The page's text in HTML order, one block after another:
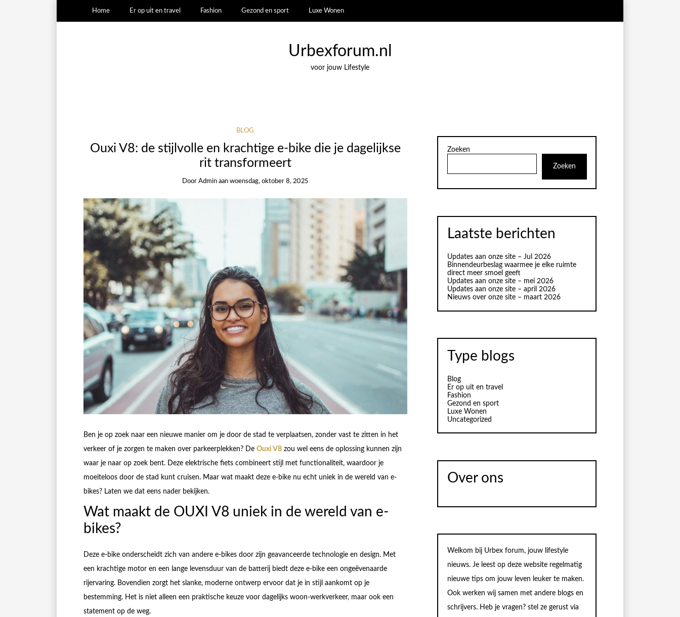
Home Er op uit en travel Fashion Gezond en sport Luxe Wonen
Urbexforum.nl
voor jouw Lifestyle
BLOG
Ouxi V8: de stijlvolle en krachtige e-bike die je dagelijkse
rit transformeert
DoorAdmin aanwoensdag, oktober 8, 2025
Ben je op zoek naar een nieuwe manier om je door de stad te verplaatsen, zonder vast te zitten in het
verkeer of je zorgen te maken over parkeerplekken? De Ouxi V8zou wel eens de oplossing kunnen zijn
waar je naar op zoek bent. Deze elektrische fiets combineert stijl met functionaliteit, waardoor je
moeiteloos door de stad kunt cruisen. Maar wat maakt deze e-bike nu echt uniek in de wereld van e-
bikes? Laten we dat eens nader bekijken.
Wat maakt de OUXI V8 uniek in de wereld van e-
bikes?
Deze e-bike onderscheidt zich van andere e-bikes door zijn geavanceerde technologie en design. Met
een krachtige motor en een lange levensduur van de batterij biedt deze e-bike een ongeëvenaarde
rijervaring. Bovendien zorgt het slanke, moderne ontwerp ervoor dat je in stijl aankomt op je
bestemming. Het is niet alleen een praktische keuze voor dagelijks woon-werkverkeer, maar ook een
statement op de weg.
Zoeken
Zoeken
Laatste berichten
Updates aan onze site – Jul 2026
Binnendeurbeslag waarmee je elke ruimte
direct meer smoel geeft
Updates aan onze site – mei 2026
Updates aan onze site – april 2026
Nieuws over onze site – maart 2026
Type blogs
Blog
Er op uit en travel
Fashion
Gezond en sport
Luxe Wonen
Uncategorized
Over ons
Welkom bij Urbex forum, jouw lifestyle
nieuws. Je leest op deze website regelmatig
nieuwe tips om jouw leven leuker te maken.
Ook werken wij samen met andere blogs en
schrijvers. Heb je vragen? stel ze gerust via